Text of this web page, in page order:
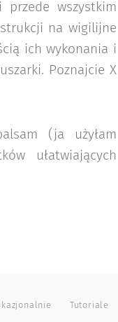
wszystkim
na wigilijne
ich wykonania i
Poznajcie X
(ja użyłam
ułatwiających
Tutoriale